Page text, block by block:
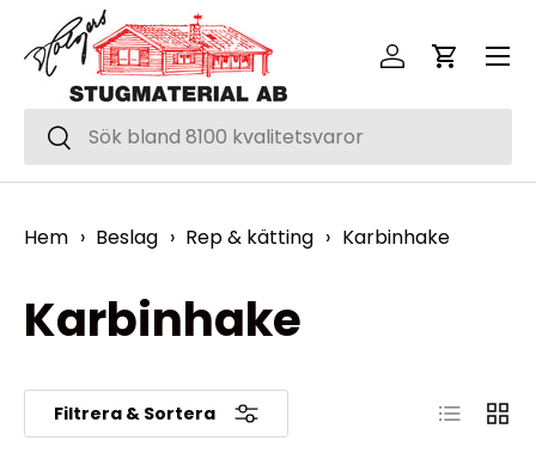
Hoppa över
Sök
Sök
Logga inVagn
Meny
Hem › Beslag › Rep & kätting › Karbinhake
Karbinhake
Filtrera & Sortera Lista